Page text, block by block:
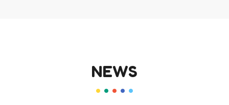
NEWS